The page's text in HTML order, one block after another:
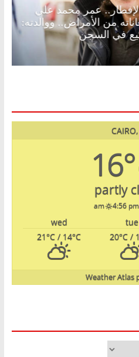
الإفطار.. عمر محمد علي
معاناته من الأمراض..
16°
partly
4:56
tue
wed
20°C /
21°C / 14°C
Weather Atlas